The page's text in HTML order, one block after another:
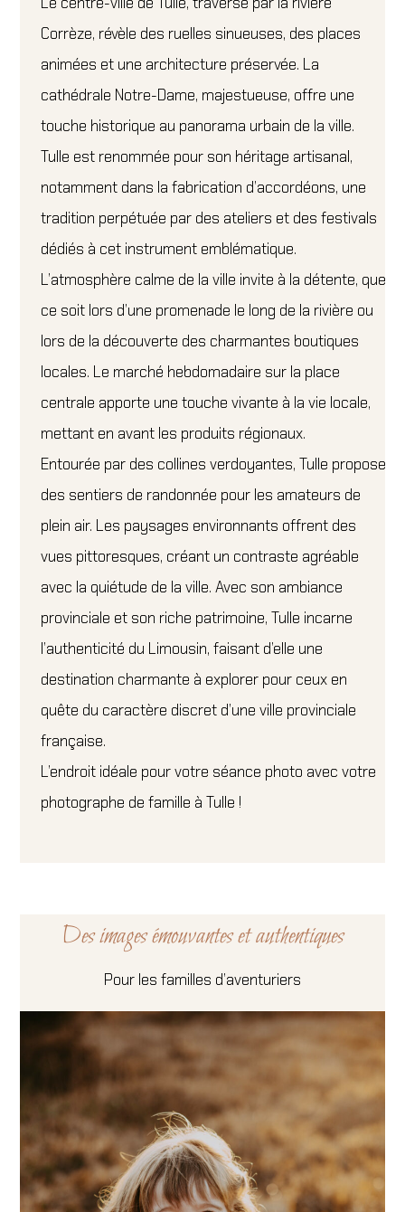
Corrèze, révèle des ruelles sinueuses, des places
animées et une architecture préservée. La
cathédrale Notre-Dame, majestueuse, offre une
touche historique au panorama urbain de la ville.
Tulle est renommée pour son héritage artisanal,
notamment dans la fabrication d’accordéons, une
tradition perpétuée par des ateliers et des festivals
dédiés à cet instrument emblématique.
L’atmosphère calme de la ville invite à la détente, que
ce soit lors d’une promenade le long de la rivière ou
lors de la découverte des charmantes boutiques
locales. Le marché hebdomadaire sur la place
centrale apporte une touche vivante à la vie locale,
mettant en avant les produits régionaux.
Entourée par des collines verdoyantes, Tulle propose
des sentiers de randonnée pour les amateurs de
plein air. Les paysages environnants offrent des
vues pittoresques, créant un contraste agréable
avec la quiétude de la ville. Avec son ambiance
provinciale et son riche patrimoine, Tulle incarne
l’authenticité du Limousin, faisant d’elle une
destination charmante à explorer pour ceux en
quête du caractère discret d’une ville provinciale
française.
L’endroit idéale pour votre séance photo avec votre
photographe de famille à Tulle !
Des images émouvantes et authentiques
Pour les familles d’aventuriers